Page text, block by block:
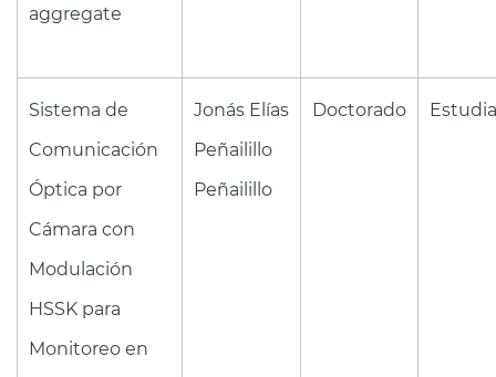
aggregate
Sistema de
Comunicación
Óptica por
Cámara con
Modulación
HSSK para
Monitoreo en
Jonás Elías
Peñailillo
Peñailillo
Doctorado